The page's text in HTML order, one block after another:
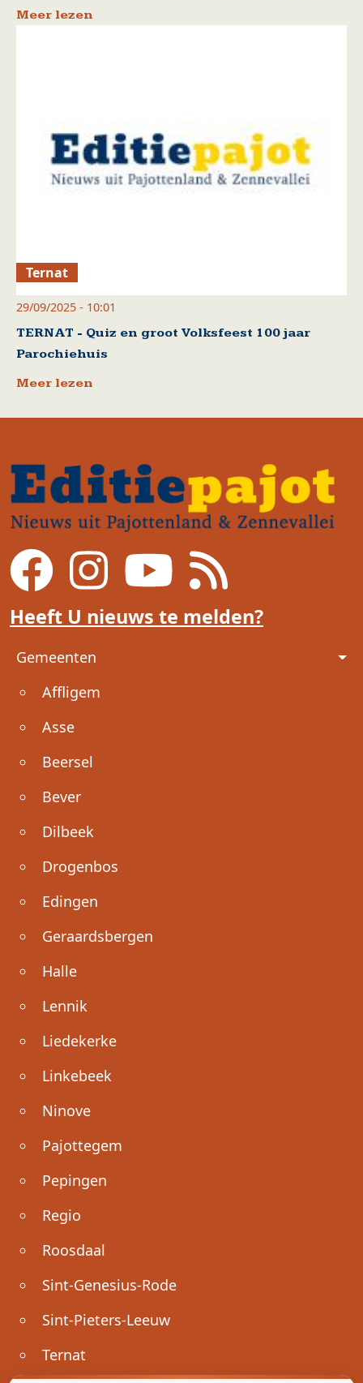
Meer lezen
Ternat
29/09/2025 - 10:01
TERNAT - Quiz en groot Volksfeest 100 jaar
Parochiehuis
Meer lezen
Heeft U nieuws te melden?
Voet
Gemeenten
Affligem
Asse
Beersel
Bever
Dilbeek
Drogenbos
Edingen
Geraardsbergen
Halle
Lennik
Liedekerke
Linkebeek
Ninove
Pajottegem
Pepingen
Regio
Roosdaal
Sint-Genesius-Rode
Sint-Pieters-Leeuw
Ternat